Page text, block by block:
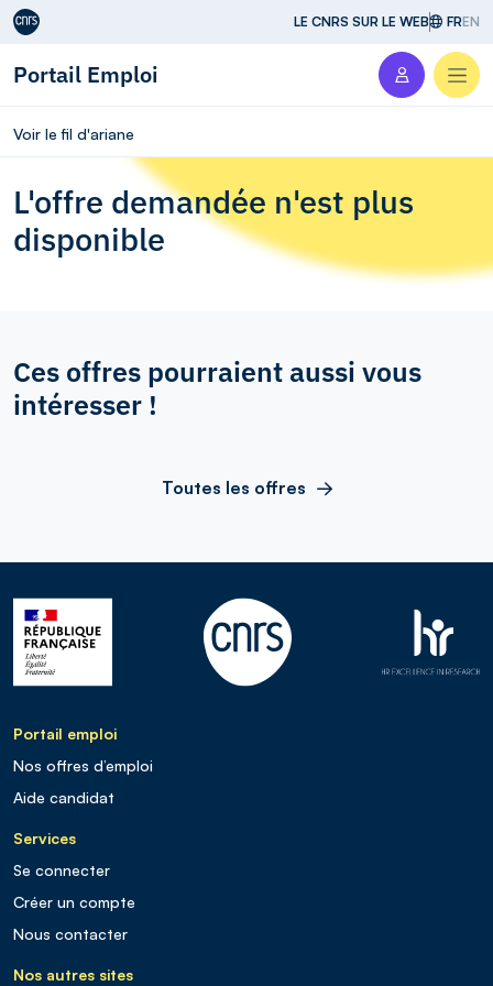
Aller au contenu LE CNRS SUR LE WEB FREN
Portail Emploi
Voir le fil d'ariane
L'offre demandée n'est plus
disponible
Ces offres pourraient aussi vous
intéresser !
Toutes les offres
Portail emploi
Nos offres d’emploi
Aide candidat
Services
Se connecter
Créer un compte
Nous contacter
Nos autres sites